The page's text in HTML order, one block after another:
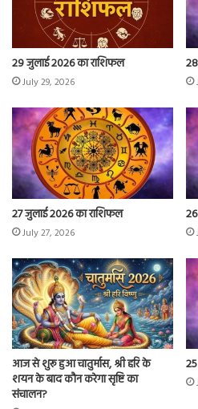
29 जुलाई 2026 का राशिफल
July 29, 2026
27 जुलाई 2026 का राशिफल
July 27, 2026
आज से शुरू हुआ चातुर्मास, श्री हरि के
शयन के बाद कौन करेगा सृष्टि का
संचालन?